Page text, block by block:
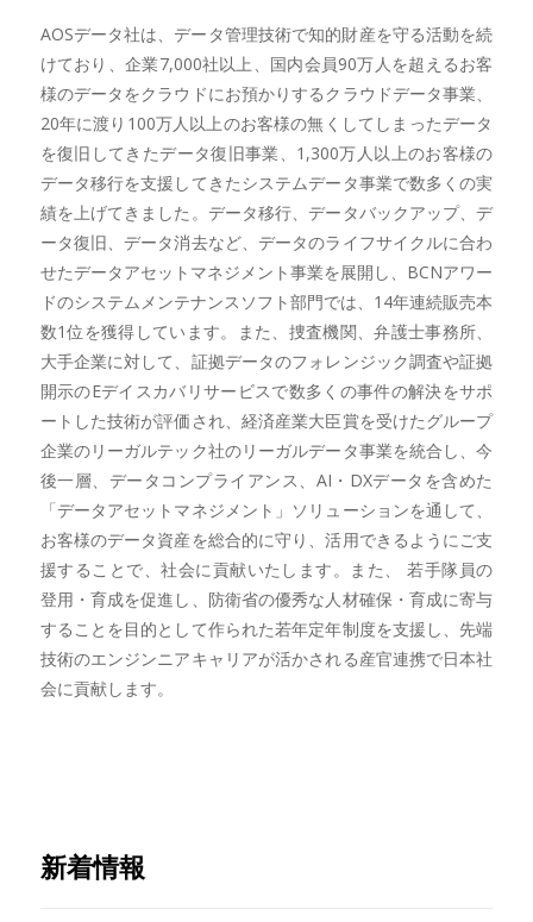
AOSデータ社は、データ管理技術で知的財産を守る活動を続
けており、企業7,000社以上、国内会員90万人を超えるお客
様のデータをクラウドにお預かりするクラウドデータ事業、
20年に渡り100万人以上のお客様の無くしてしまったデータ
を復旧してきたデータ復旧事業、1,300万人以上のお客様の
データ移行を支援してきたシステムデータ事業で数多くの実
績を上げてきました。データ移行、データバックアップ、デ
ータ復旧、データ消去など、データのライフサイクルに合わ
せたデータアセットマネジメント事業を展開し、BCNアワー
ドのシステムメンテナンスソフト部門では、14年連続販売本
数1位を獲得しています。また、捜査機関、弁護士事務所、
大手企業に対して、証拠データのフォレンジック調査や証拠
開示のEデイスカバリサービスで数多くの事件の解決をサポ
ートした技術が評価され、経済産業大臣賞を受けたグループ
企業のリーガルテック社のリーガルデータ事業を統合し、今
後一層、データコンプライアンス、AI・DXデータを含めた
「データアセットマネジメント」ソリューションを通して、
お客様のデータ資産を総合的に守り、活用できるようにご支
援することで、社会に貢献いたします。また、 若手隊員の
登用・育成を促進し、防衛省の優秀な人材確保・育成に寄与
することを目的として作られた若年定年制度を支援し、先端
技術のエンジンニアキャリアが活かされる産官連携で日本社
会に貢献します。
新着情報